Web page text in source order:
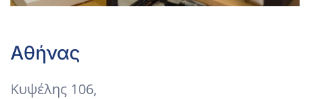
−
Αθήνας
Κυψέλης 106,